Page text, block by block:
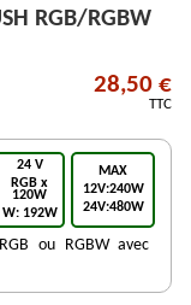
RGB/RGBW
28,50 €
TTC
24 V
RGB x
120W
W: 192W
MAX
12V:240W
24V:480W
ou RGBW avec